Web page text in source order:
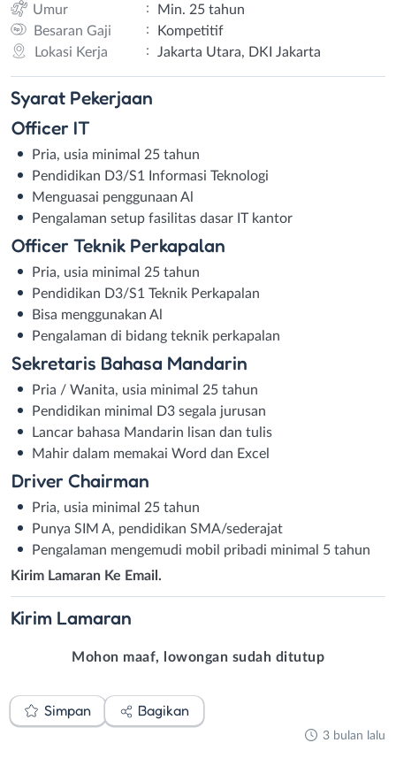
Umur
:
Min. 25 tahun
Besaran Gaji
:
Kompetitif
Lokasi Kerja
: Jakarta Utara, DKI Jakarta
Syarat Pekerjaan
Officer IT
Pria, usia minimal 25 tahun
Pendidikan D3/S1 Informasi Teknologi
Menguasai penggunaan Al
Pengalaman setup fasilitas dasar IT kantor
Officer Teknik Perkapalan
Pria, usia minimal 25 tahun
Pendidikan D3/S1 Teknik Perkapalan
Bisa menggunakan Al
Pengalaman di bidang teknik perkapalan
Sekretaris Bahasa Mandarin
Pria / Wanita, usia minimal 25 tahun
Pendidikan minimal D3 segala jurusan
Lancar bahasa Mandarin lisan dan tulis
Mahir dalam memakai Word dan Excel
Driver Chairman
Pria, usia minimal 25 tahun
Punya SIM A, pendidikan SMA/sederajat
Pengalaman mengemudi mobil pribadi minimal 5 tahun
Kirim Lamaran Ke Email.
Kirim Lamaran
Mohon maaf, lowongan sudah ditutup
Simpan Bagikan
3 bulan lalu